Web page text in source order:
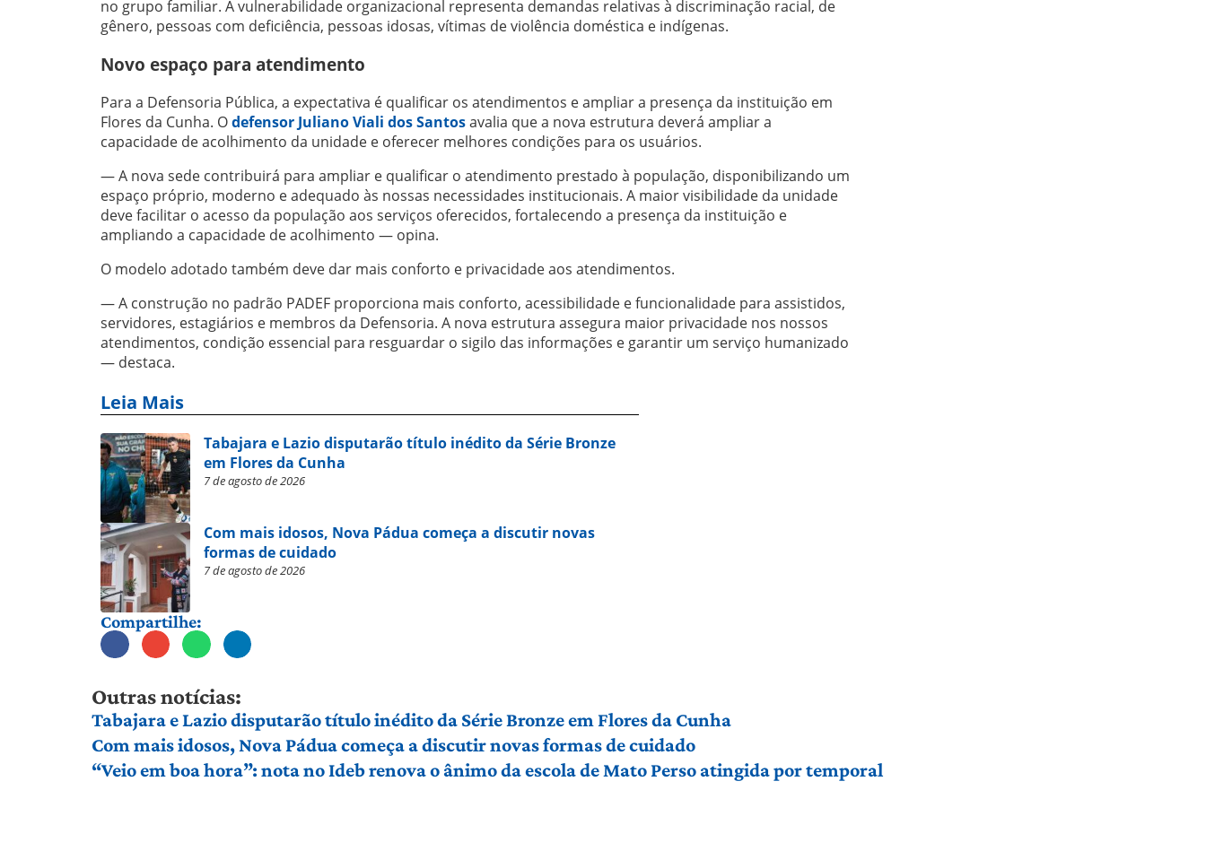
no grupo familiar. A vulnerabilidade organizacional representa demandas relativas à discriminação racial, de
gênero, pessoas com deficiência, pessoas idosas, vítimas de violência doméstica e indígenas.
Novo espaço para atendimento
Para a Defensoria Pública, a expectativa é qualificar os atendimentos e ampliar a presença da instituição em
Flores da Cunha. Odefensor Juliano Viali dos Santosavalia que a nova estrutura deverá ampliar a
capacidade de acolhimento da unidade e oferecer melhores condições para os usuários.
— A nova sede contribuirá para ampliar e qualificar o atendimento prestado à população, disponibilizando um
espaço próprio, moderno e adequado às nossas necessidades institucionais. A maior visibilidade da unidade
deve facilitar o acesso da população aos serviços oferecidos, fortalecendo a presença da instituição e
ampliando a capacidade de acolhimento — opina.
O modelo adotado também deve dar mais conforto e privacidade aos atendimentos.
— A construção no padrão PADEF proporciona mais conforto, acessibilidade e funcionalidade para assistidos,
servidores, estagiários e membros da Defensoria. A nova estrutura assegura maior privacidade nos nossos
atendimentos, condição essencial para resguardar o sigilo das informações e garantir um serviço humanizado
— destaca.
Leia Mais
Tabajara e Lazio disputarão título inédito da Série Bronze
em Flores da Cunha
7 de agosto de 2026
Com mais idosos, Nova Pádua começa a discutir novas
formas de cuidado
7 de agosto de 2026
Compartilhe:
Outras notícias:
Tabajara e Lazio disputarão título inédito da Série Bronze em Flores da Cunha
Com mais idosos, Nova Pádua começa a discutir novas formas de cuidado
“Veio em boa hora”: nota no Ideb renova o ânimo da escola de Mato Perso atingida por temporal